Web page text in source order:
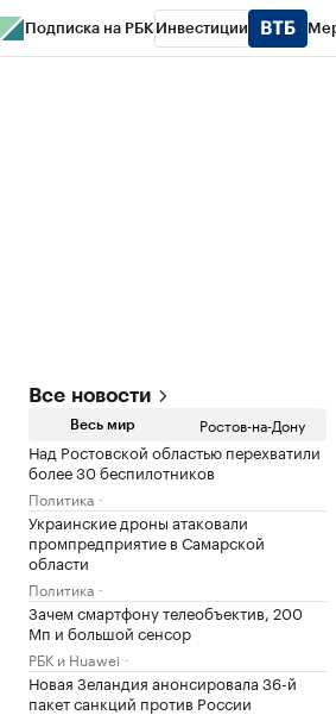
Подписка на РБК Инвестиции
Все новости
Весь мир Ростов-на-Дону
Над Ростовской областью перехватили
более 30 беспилотников
Политика
Украинские дроны атаковали
промпредприятие в Самарской
области
Политика
Зачем смартфону телеобъектив, 200
Мп и большой сенсор
РБК и Huawei
Новая Зеландия анонсировала 36-й
пакет санкций против России